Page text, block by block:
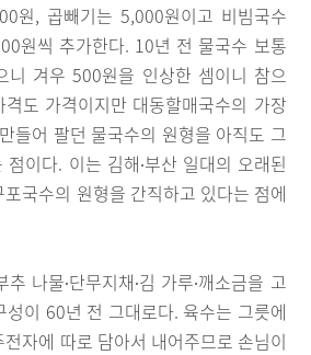
원, 곱빼기는 5,000원이고 비빔국수
원씩 추가한다. 10년 전 물국수 보통
니 겨우 500원을 인상한 셈이니 참으
격도 가격이지만 대동할매국수의 가장
들어 팔던 물국수의 원형을 아직도 그
이다. 이는 김해∙부산 일대의 오래된
국수의 원형을 간직하고 있다는 점에
나물∙단무지채∙김 가루∙깨소금을 고
이 60년 전 그대로다. 육수는 그릇에
자에 따로 담아서 내어주므로 손님이